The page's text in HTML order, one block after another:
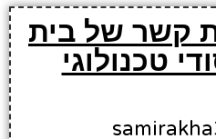
קשר של בית
טכנולוגי